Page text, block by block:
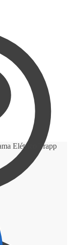
Elétrico Trapp